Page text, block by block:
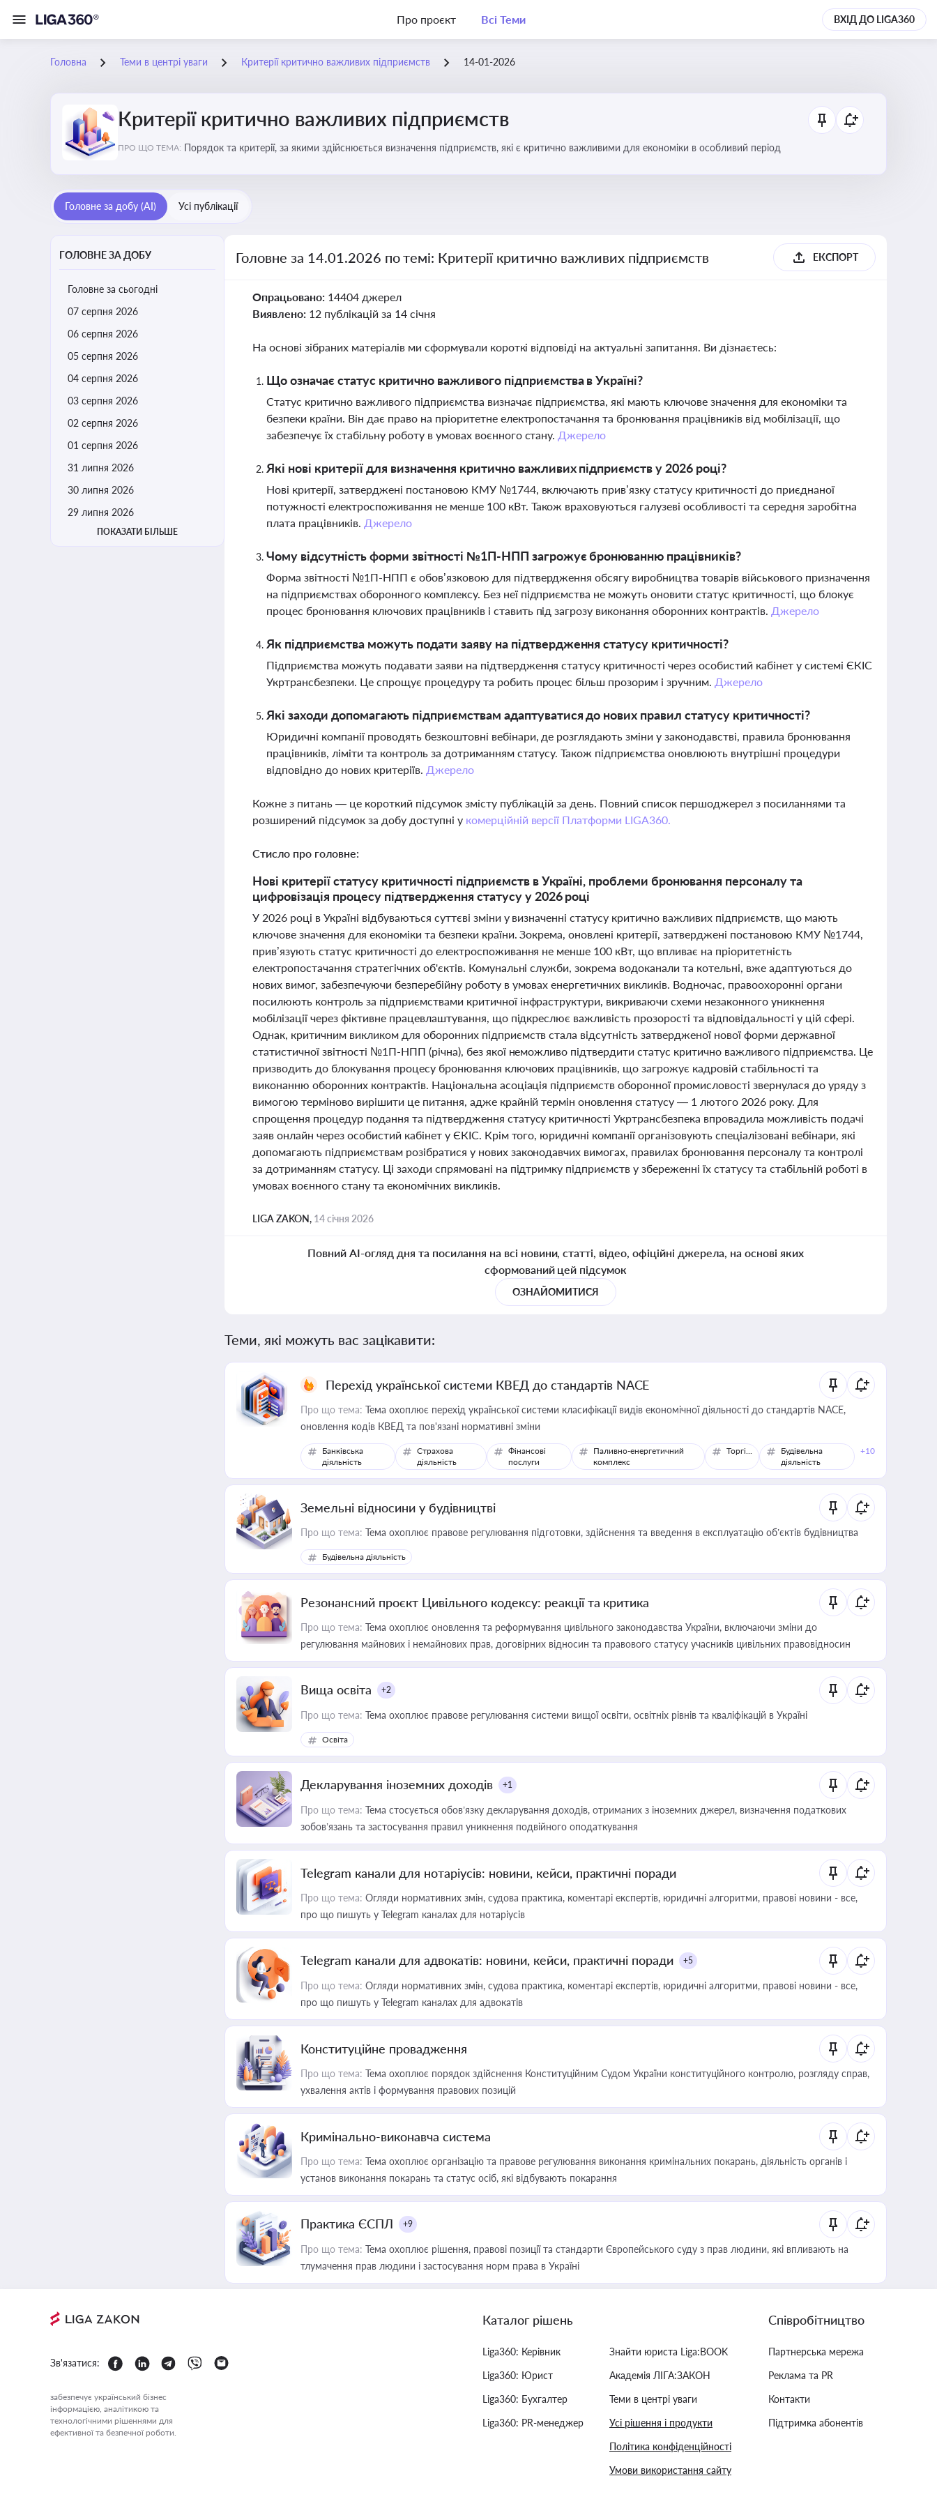
Про проєкт Всі Теми ВХІД ДО LIGA360
Головна Теми в центрі уваги Критерії критично важливих підприємств 14-01-2026
Критерії критично важливих підприємств
ПРО ЩО ТЕМА: Порядок та критерії, за якими здійснюється визначення підприємств, які є критично важливими для економіки в особливий період
Головне за добу (AI) Усі публікації
ГОЛОВНЕ ЗА ДОБУ
Головне за сьогодні
07 серпня 2026
06 серпня 2026
05 серпня 2026
04 серпня 2026
03 серпня 2026
02 серпня 2026
01 серпня 2026
31 липня 2026
30 липня 2026
29 липня 2026
ПОКАЗАТИ БІЛЬШЕ
Головне за 14.01.2026 по темі: Критерії критично важливих підприємств ЕКСПОРТ
Опрацьовано: 14404 джерел
Виявлено: 12 публікацій за 14 січня
На основі зібраних матеріалів ми сформували короткі відповіді на актуальні запитання. Ви дізнаєтесь:
Що означає статус критично важливого підприємства в Україні?
Статус критично важливого підприємства визначає підприємства, які мають ключове значення для економіки та
безпеки країни. Він дає право на пріоритетне електропостачання та бронювання працівників від мобілізації, що
забезпечує їх стабільну роботу в умовах воєнного стану. Джерело
Які нові критерії для визначення критично важливих підприємств у 2026 році?
Нові критерії, затверджені постановою КМУ №1744, включають прив’язку статусу критичності до приєднаної
потужності електроспоживання не менше 100 кВт. Також враховуються галузеві особливості та середня заробітна
плата працівників. Джерело
Чому відсутність форми звітності №1П-НПП загрожує бронюванню працівників?
Форма звітності №1П-НПП є обов’язковою для підтвердження обсягу виробництва товарів військового призначення
на підприємствах оборонного комплексу. Без неї підприємства не можуть оновити статус критичності, що блокує
процес бронювання ключових працівників і ставить під загрозу виконання оборонних контрактів. Джерело
Як підприємства можуть подати заяву на підтвердження статусу критичності?
Підприємства можуть подавати заяви на підтвердження статусу критичності через особистий кабінет у системі ЄКІС
Укртрансбезпеки. Це спрощує процедуру та робить процес більш прозорим і зручним. Джерело
Які заходи допомагають підприємствам адаптуватися до нових правил статусу критичності?
Юридичні компанії проводять безкоштовні вебінари, де розглядають зміни у законодавстві, правила бронювання
працівників, ліміти та контроль за дотриманням статусу. Також підприємства оновлюють внутрішні процедури
відповідно до нових критеріїв. Джерело
Кожне з питань — це короткий підсумок змісту публікацій за день. Повний список першоджерел з посиланнями та
розширений підсумок за добу доступні у комерційній версії Платформи LIGA360.
Стисло про головне:
Нові критерії статусу критичності підприємств в Україні, проблеми бронювання персоналу та
цифровізація процесу підтвердження статусу у 2026 році
У 2026 році в Україні відбуваються суттєві зміни у визначенні статусу критично важливих підприємств, що мають
ключове значення для економіки та безпеки країни. Зокрема, оновлені критерії, затверджені постановою КМУ №1744,
прив’язують статус критичності до електроспоживання не менше 100 кВт, що впливає на пріоритетність
електропостачання стратегічних об'єктів. Комунальні служби, зокрема водоканали та котельні, вже адаптуються до
нових вимог, забезпечуючи безперебійну роботу в умовах енергетичних викликів. Водночас, правоохоронні органи
посилюють контроль за підприємствами критичної інфраструктури, викриваючи схеми незаконного уникнення
мобілізації через фіктивне працевлаштування, що підкреслює важливість прозорості та відповідальності у цій сфері.
Однак, критичним викликом для оборонних підприємств стала відсутність затвердженої нової форми державної
статистичної звітності №1П-НПП (річна), без якої неможливо підтвердити статус критично важливого підприємства. Це
призводить до блокування процесу бронювання ключових працівників, що загрожує кадровій стабільності та
виконанню оборонних контрактів. Національна асоціація підприємств оборонної промисловості звернулася до уряду з
вимогою терміново вирішити це питання, адже крайній термін оновлення статусу — 1 лютого 2026 року. Для
спрощення процедур подання та підтвердження статусу критичності Укртрансбезпека впровадила можливість подачі
заяв онлайн через особистий кабінет у ЄКІС. Крім того, юридичні компанії організовують спеціалізовані вебінари, які
допомагають підприємствам розібратися у нових законодавчих вимогах, правилах бронювання персоналу та контролі
за дотриманням статусу. Ці заходи спрямовані на підтримку підприємств у збереженні їх статусу та стабільній роботі в
умовах воєнного стану та економічних викликів.
LIGA ZAKON, 14 січня 2026
Повний AI-огляд дня та посилання на всі новини, статті, відео, офіційні джерела, на основі яких
сформований цей підсумок
ОЗНАЙОМИТИСЯ
Теми, які можуть вас зацікавити:
Перехід української системи КВЕД до стандартів NACE
Про що тема: Тема охоплює перехід української системи класифікації видів економічної діяльності до стандартів NACE,
оновлення кодів КВЕД та пов'язані нормативні зміни
Банківська
діяльність
Страхова
діяльність
Фінансові
послуги
Паливно-енергетичний
комплекс
Торгівля
Будівельна
діяльність
+10
Земельні відносини у будівництві
Про що тема: Тема охоплює правове регулювання підготовки, здійснення та введення в експлуатацію об’єктів будівництва
Будівельна діяльність
Резонансний проєкт Цивільного кодексу: реакції та критика
Про що тема: Тема охоплює оновлення та реформування цивільного законодавства України, включаючи зміни до
регулювання майнових і немайнових прав, договірних відносин та правового статусу учасників цивільних правовідносин
Вища освіта +2
Про що тема: Тема охоплює правове регулювання системи вищої освіти, освітніх рівнів та кваліфікацій в Україні
Освіта
Декларування іноземних доходів +1
Про що тема: Тема стосується обов’язку декларування доходів, отриманих з іноземних джерел, визначення податкових
зобов’язань та застосування правил уникнення подвійного оподаткування
Telegram канали для нотаріусів: новини, кейси, практичні поради
Про що тема: Огляди нормативних змін, судова практика, коментарі експертів, юридичні алгоритми, правові новини - все,
про що пишуть у Telegram каналах для нотаріусів
Telegram канали для адвокатів: новини, кейси, практичні поради +5
Про що тема: Огляди нормативних змін, судова практика, коментарі експертів, юридичні алгоритми, правові новини - все,
про що пишуть у Telegram каналах для адвокатів
Конституційне провадження
Про що тема: Тема охоплює порядок здійснення Конституційним Судом України конституційного контролю, розгляду справ,
ухвалення актів і формування правових позицій
Кримінально-виконавча система
Про що тема: Тема охоплює організацію та правове регулювання виконання кримінальних покарань, діяльність органів і
установ виконання покарань та статус осіб, які відбувають покарання
Практика ЄСПЛ +9
Про що тема: Тема охоплює рішення, правові позиції та стандарти Європейського суду з прав людини, які впливають на
тлумачення прав людини і застосування норм права в Україні
Зв'язатися:
забезпечує український бізнес
інформацією, аналітикою та
технологічними рішеннями для
ефективної та безпечної роботи.
Каталог рішень
Liga360: Керівник
Liga360: Юрист
Liga360: Бухгалтер
Liga360: PR-менеджер
Знайти юриста Liga:BOOK
Академія ЛІГА:ЗАКОН
Теми в центрі уваги
Усі рішення і продукти
Політика конфіденційності
Умови використання сайту
Співробітництво
Партнерська мережа
Реклама та PR
Контакти
Підтримка абонентів